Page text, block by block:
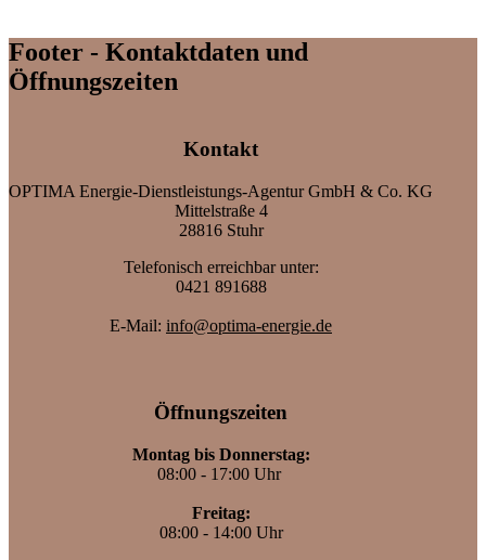
Footer - Kontaktdaten und
Öffnungszeiten
Kontakt
OPTIMA Energie-Dienstleistungs-Agentur GmbH & Co. KG
Mittelstraße 4
28816 Stuhr
Telefonisch erreichbar unter:
0421 891688
E-Mail: info@optima-energie.de
Öffnungszeiten
Montag bis Donnerstag:
08:00 - 17:00 Uhr
Freitag:
08:00 - 14:00 Uhr